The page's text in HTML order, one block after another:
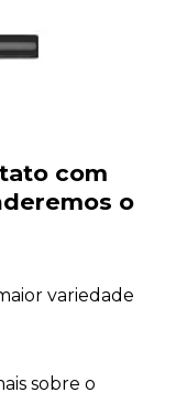
com
o
variedade
sobre o